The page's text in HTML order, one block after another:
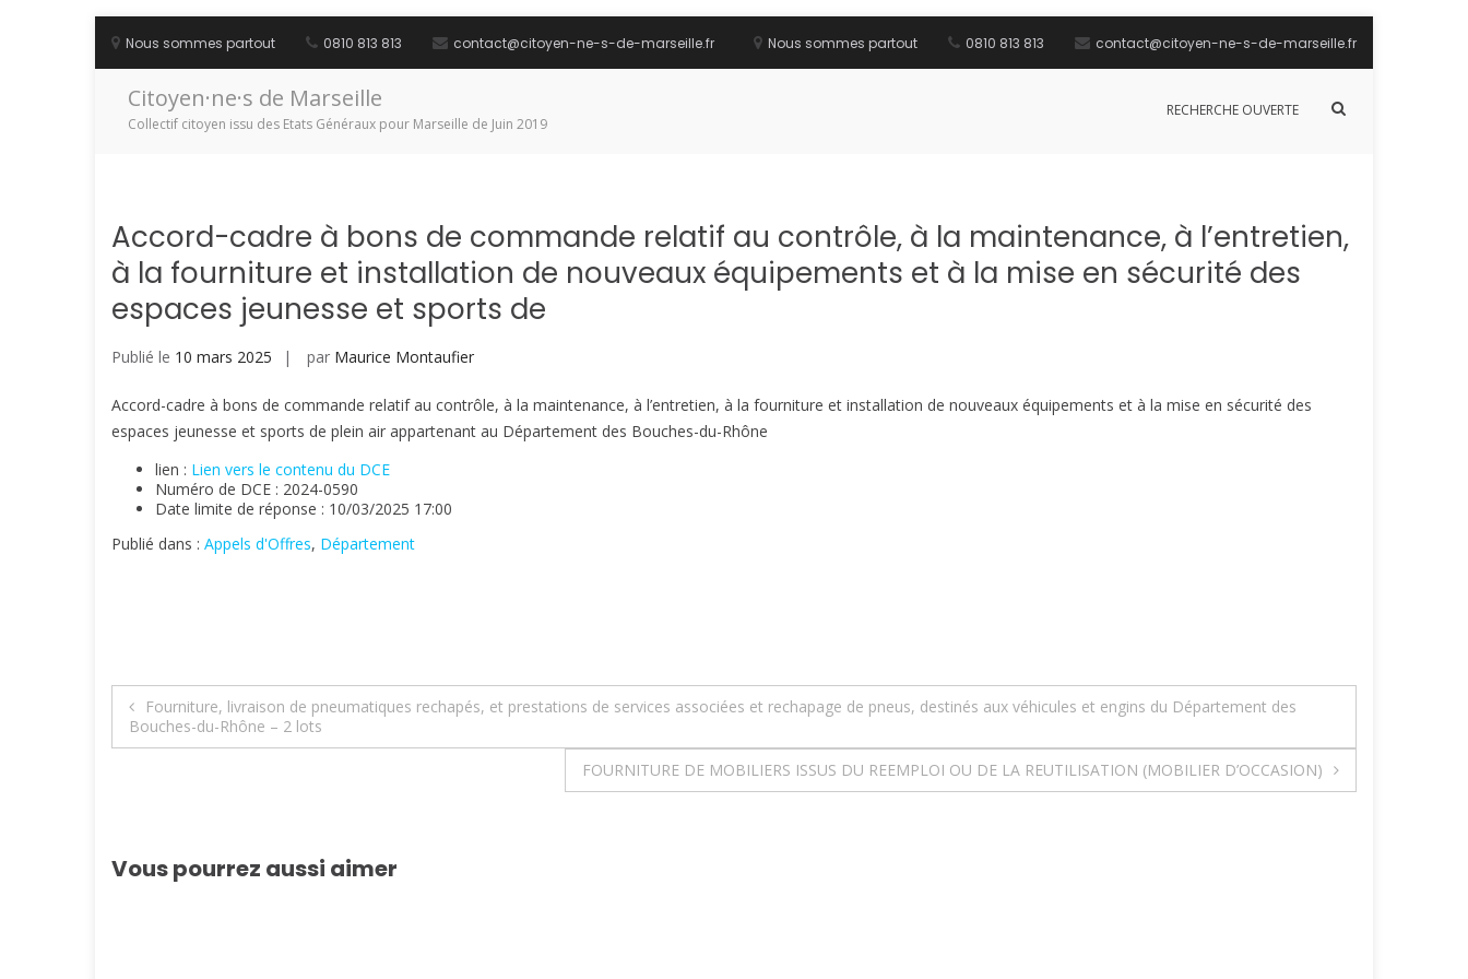
contenu
Nous sommes partout 0810 813 813 contact@citoyen-ne-s-de-marseille.fr Nous sommes partout 0810 813 813 contact@citoyen-ne-s-de-marseille.fr
Citoyen·ne·s de Marseille
Collectif citoyen issu des Etats Généraux pour Marseille de Juin 2019
RECHERCHE OUVERTE
Afficher
Accord-cadre à bons de commande relatif au contrôle, à la maintenance, à l’entretien,
à la fourniture et installation de nouveaux équipements et à la mise en sécurité des
espaces jeunesse et sports de
Publié le 10 mars 2025 par Maurice Montaufier
Accord-cadre à bons de commande relatif au contrôle, à la maintenance, à l’entretien, à la fourniture et installation de nouveaux équipements et à la mise en sécurité des
espaces jeunesse et sports de plein air appartenant au Département des Bouches-du-Rhône
lien : Lien vers le contenu du DCE
Numéro de DCE : 2024-0590
Date limite de réponse : 10/03/2025 17:00
Publié dans : Appels d'Offres, Département
Navigation
de
Fourniture, livraison de pneumatiques rechapés, et prestations de services associées et rechapage de pneus, destinés aux véhicules et engins du Département des
Bouches-du-Rhône – 2 lots
FOURNITURE DE MOBILIERS ISSUS DU REEMPLOI OU DE LA REUTILISATION (MOBILIER D’OCCASION)
Vous pourrez aussi aimer